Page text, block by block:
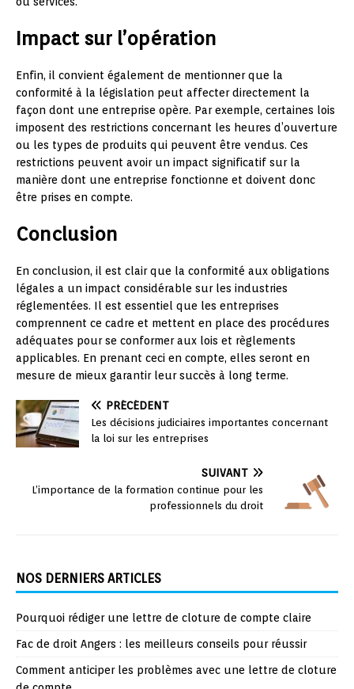
Impact sur l’opération
Enfin, il convient également de mentionner que la
conformité à la législation peut affecter directement la
façon dont une entreprise opère. Par exemple, certaines lois
imposent des restrictions concernant les heures d’ouverture
ou les types de produits qui peuvent être vendus. Ces
restrictions peuvent avoir un impact significatif sur la
manière dont une entreprise fonctionne et doivent donc
être prises en compte.
Conclusion
En conclusion, il est clair que la conformité aux obligations
légales a un impact considérable sur les industries
réglementées. Il est essentiel que les entreprises
comprennent ce cadre et mettent en place des procédures
adéquates pour se conformer aux lois et règlements
applicables. En prenant ceci en compte, elles seront en
mesure de mieux garantir leur succès à long terme.
PRÉCÉDENT
Les décisions judiciaires importantes concernant
la loi sur les entreprises
SUIVANT
L’importance de la formation continue pour les
professionnels du droit
NOS DERNIERS ARTICLES
Pourquoi rédiger une lettre de cloture de compte claire
Fac de droit Angers : les meilleurs conseils pour réussir
Comment anticiper les problèmes avec une lettre de cloture